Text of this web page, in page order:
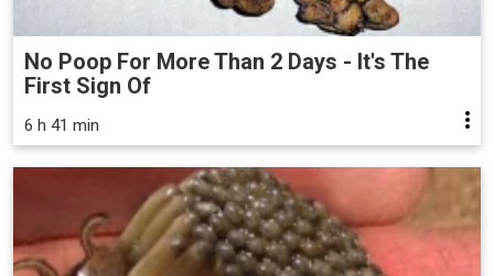
No Poop For More Than 2 Days - It's The
First Sign Of
6 h 41 min